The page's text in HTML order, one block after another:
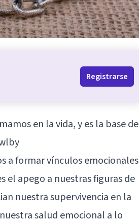
Registrarse
en la vida, y es la base de
a formar vínculos emocionales
el apego a nuestras figuras de
nuestra supervivencia en la
salud emocional a lo